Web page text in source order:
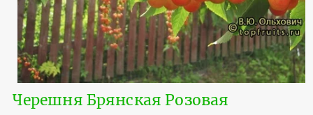
Черешня Брянская Розовая